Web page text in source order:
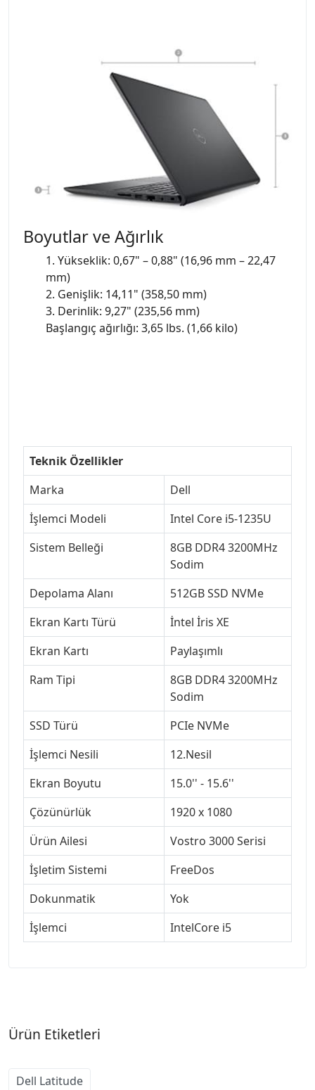
Boyutlar ve Ağırlık
1. Yükseklik: 0,67" – 0,88" (16,96 mm – 22,47
mm)
2. Genişlik: 14,11" (358,50 mm)
3. Derinlik: 9,27" (235,56 mm)
Başlangıç ağırlığı: 3,65 lbs. (1,66 kilo)
Teknik Özellikler
Marka
Dell
İşlemci Modeli
Intel Core i5-1235U
Sistem Belleği
8GB DDR4 3200MHz
Sodim
Depolama Alanı
512GB SSD NVMe
Ekran Kartı Türü
İntel İris XE
Ekran Kartı
Paylaşımlı
Ram Tipi
8GB DDR4 3200MHz
Sodim
SSD Türü
PCIe NVMe
İşlemci Nesili
12.Nesil
Ekran Boyutu
15.0'' - 15.6''
Çözünürlük
1920 x 1080
Ürün Ailesi
Vostro 3000 Serisi
İşletim Sistemi
FreeDos
Dokunmatik
Yok
İşlemci
IntelCore i5
Ürün Etiketleri
Dell Latitude